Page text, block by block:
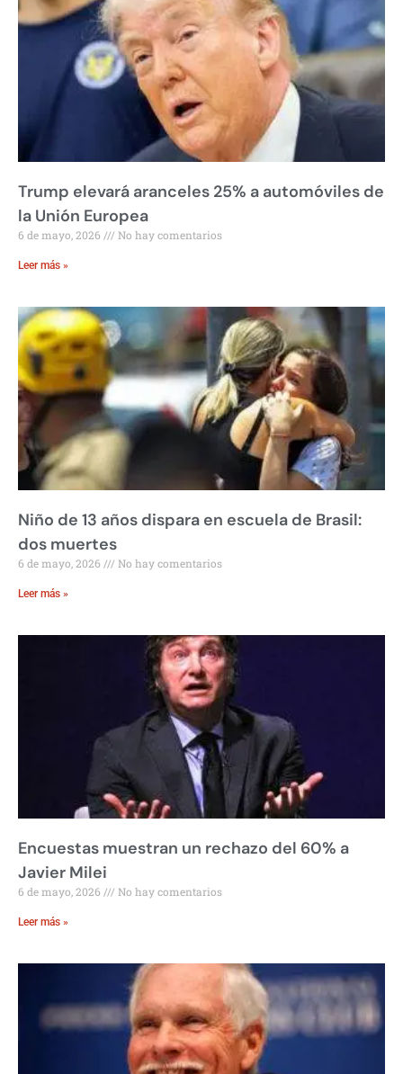
Trump elevará aranceles 25% a automóviles de
la Unión Europea
6 de mayo, 2026 No hay comentarios
Leer más »
Niño de 13 años dispara en escuela de Brasil:
dos muertes
6 de mayo, 2026 No hay comentarios
Leer más »
Encuestas muestran un rechazo del 60% a
Javier Milei
6 de mayo, 2026 No hay comentarios
Leer más »